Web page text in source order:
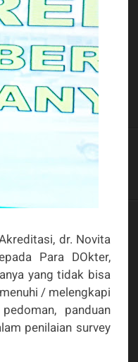
dr. Novita
Para DOkter,
yang tidak bisa
/ melengkapi
panduan
penilaian survey